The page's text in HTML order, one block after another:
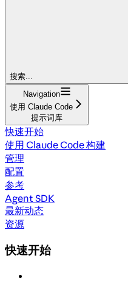
搜索...
Navigation
使用 Claude Code
提示词库
快速开始
使用 Claude Code 构建
管理
配置
参考
Agent SDK
最新动态
资源
快速开始